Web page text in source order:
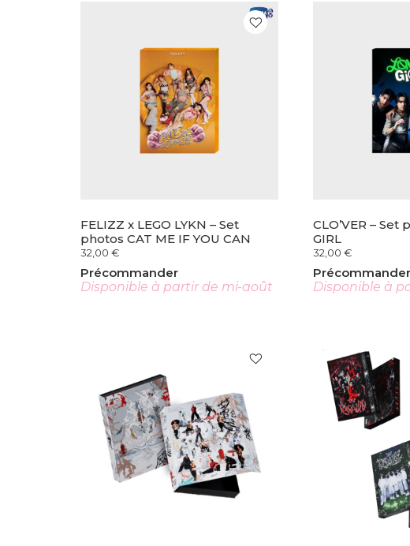
FELIZZ x LEGO LYKN – Set
photos CAT ME IF YOU CAN
32,00 €
Précommander
Disponible à partir de mi-août
CLO’VER – Set
GIRL
32,00 €
Précommander
Disponible à